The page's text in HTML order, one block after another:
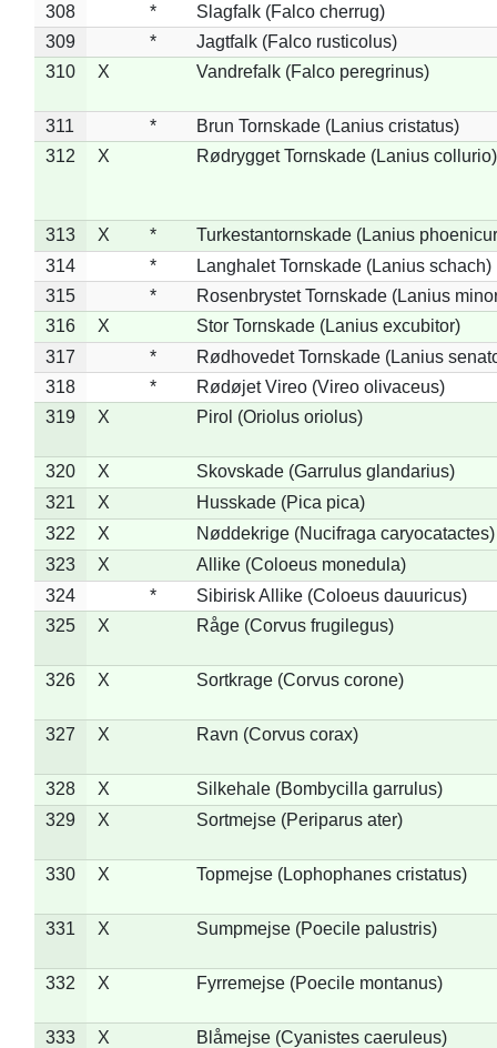
308 *
Slagfalk (Falco cherrug)
309
*
Jagtfalk (Falco rusticolus)
310
X Vandrefalk (Falco peregrinus)
311 *
Brun Tornskade (Lanius cristatus)
312
X Rødrygget Tornskade (Lanius collurio)
313 X *
Turkestantornskade (Lanius
314
*
Langhalet Tornskade (Lanius schach)
315
*
Rosenbrystet Tornskade (Lanius
316
X
Stor Tornskade (Lanius excubitor)
317
*
Rødhovedet Tornskade (Lanius
318
*
Rødøjet Vireo (Vireo olivaceus)
319
X Pirol (Oriolus oriolus)
320 X
Skovskade (Garrulus glandarius)
321
X
Husskade (Pica pica)
322
X
Nøddekrige (Nucifraga caryocatactes)
323
X
Allike (Coloeus monedula)
324
*
Sibirisk Allike (Coloeus dauuricus)
325
X Råge (Corvus frugilegus)
326 X Sortkrage (Corvus corone)
327 X Ravn (Corvus corax)
328 X
Silkehale (Bombycilla garrulus)
329
X Sortmejse (Periparus ater)
330 X Topmejse (Lophophanes cristatus)
331 X Sumpmejse (Poecile palustris)
332 X Fyrremejse (Poecile montanus)
333 X
Blåmejse (Cyanistes caeruleus)